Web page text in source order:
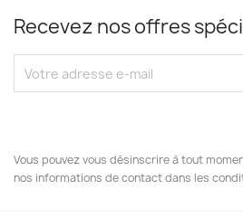
Recevez nos offres
Vous pouvez vous désinscrire à tout
nos informations de contact dans les